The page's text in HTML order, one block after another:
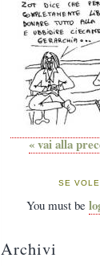
« vai alla
SE
You must be
Archivi